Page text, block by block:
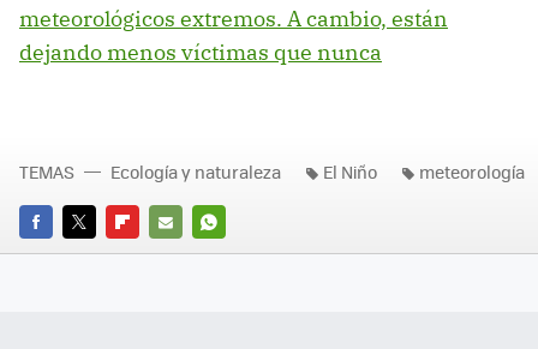
meteorológicos extremos. A cambio, están
dejando menos víctimas que nunca
FACEBOOK
TWITTERFLIPBOARD
E-
WHATSAPP
TEMAS Ecología y naturaleza El Niño meteorología